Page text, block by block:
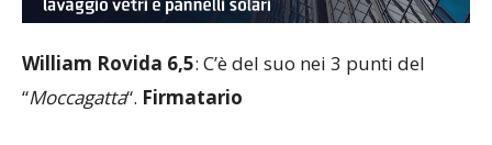
William Rovida 6,5: C’è del suo nei 3 punti del
“Moccagatta“. Firmatario